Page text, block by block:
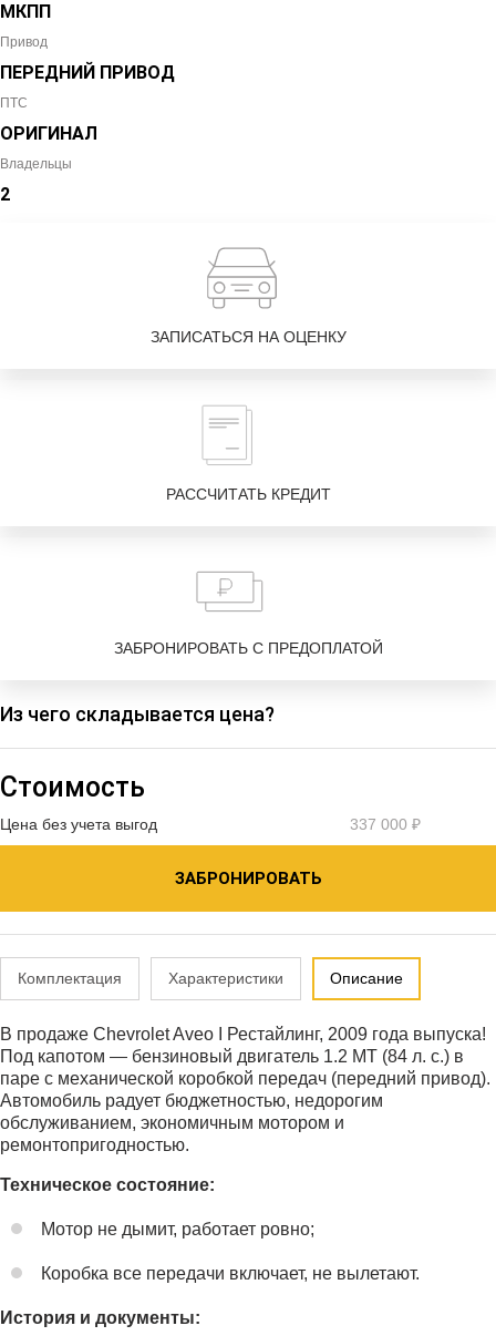
МКПП
Привод
ПЕРЕДНИЙ ПРИВОД
ПТС
ОРИГИНАЛ
Владельцы
2
ЗАПИСАТЬСЯ НА ОЦЕНКУ
РАССЧИТАТЬ КРЕДИТ
ЗАБРОНИРОВАТЬ С ПРЕДОПЛАТОЙ
Из чего складывается цена?
Стоимость
Цена без учета выгод 337 000 ₽
ЗАБРОНИРОВАТЬ
Комплектация Характеристики Описание
В продаже Chevrolet Aveo I Рестайлинг, 2009 года выпуска!
Под капотом — бензиновый двигатель 1.2 МТ (84 л. с.) в
паре с механической коробкой передач (передний привод).
Автомобиль радует бюджетностью, недорогим
обслуживанием, экономичным мотором и
ремонтопригодностью.
Техническое состояние:
Мотор не дымит, работает ровно;
Коробка все передачи включает, не вылетают.
История и документы: